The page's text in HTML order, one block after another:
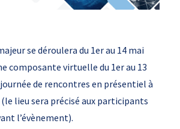
se déroulera du 1er au 14 mai
composante virtuelle du 1er au 13
journée de rencontres en présentiel à
lieu sera précisé aux participants
l’évènement).